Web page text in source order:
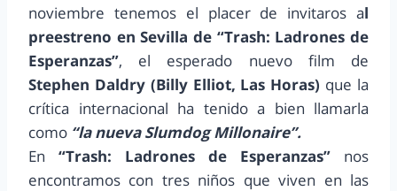
noviembre tenemos el placer de invitaros al
preestreno en Sevilla de “Trash: Ladrones de
Esperanzas”, el esperado nuevo film de
Stephen Daldry (Billy Elliot, Las Horas) que la
crítica internacional ha tenido a bien llamarla
como “la nueva Slumdog Millonaire”.
En “Trash: Ladrones de Esperanzas” nos
encontramos con tres niños que viven en las